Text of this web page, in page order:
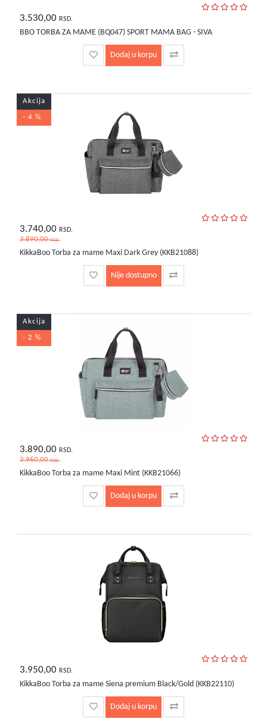
3.530,00 RSD.
BBO TORBA ZA MAME (BQ047) SPORT MAMA BAG - SIVA
Dodaj u korpu
Akcija
- 4 %
3.740,00 RSD.
3.890,00RSD.
KikkaBoo Torba za mame Maxi Dark Grey (KKB21088)
Nije dostupno
Akcija
- 2 %
3.890,00 RSD.
3.960,00RSD.
KikkaBoo Torba za mame Maxi Mint (KKB21066)
Dodaj u korpu
3.950,00 RSD.
KikkaBoo Torba za mame Siena premium Black/Gold (KKB22110)
Dodaj u korpu